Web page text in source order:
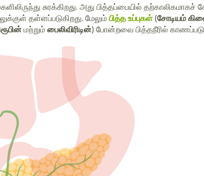
சுரக்கிறது. அது பித்தப்பையில் தற்காலிகமாகச்
தள்ளப்படுகிறது. மேலும்பித்த உப்புகள்(சோடியம்
மற்றும்பைலிவிரிடின்) போன்றவை பித்தநீரில்